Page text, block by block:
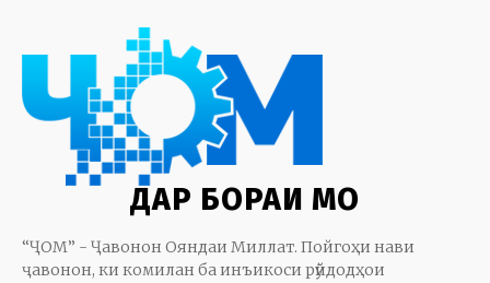
ДАР БОРАИ МО
“ҶОМ” - Ҷавонон Ояндаи Миллат. Пойгоҳи нави
ҷавонон, ки комилан ба инъикоси рӯйдодҳои